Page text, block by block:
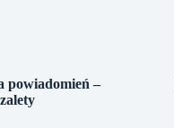
powiadomień –